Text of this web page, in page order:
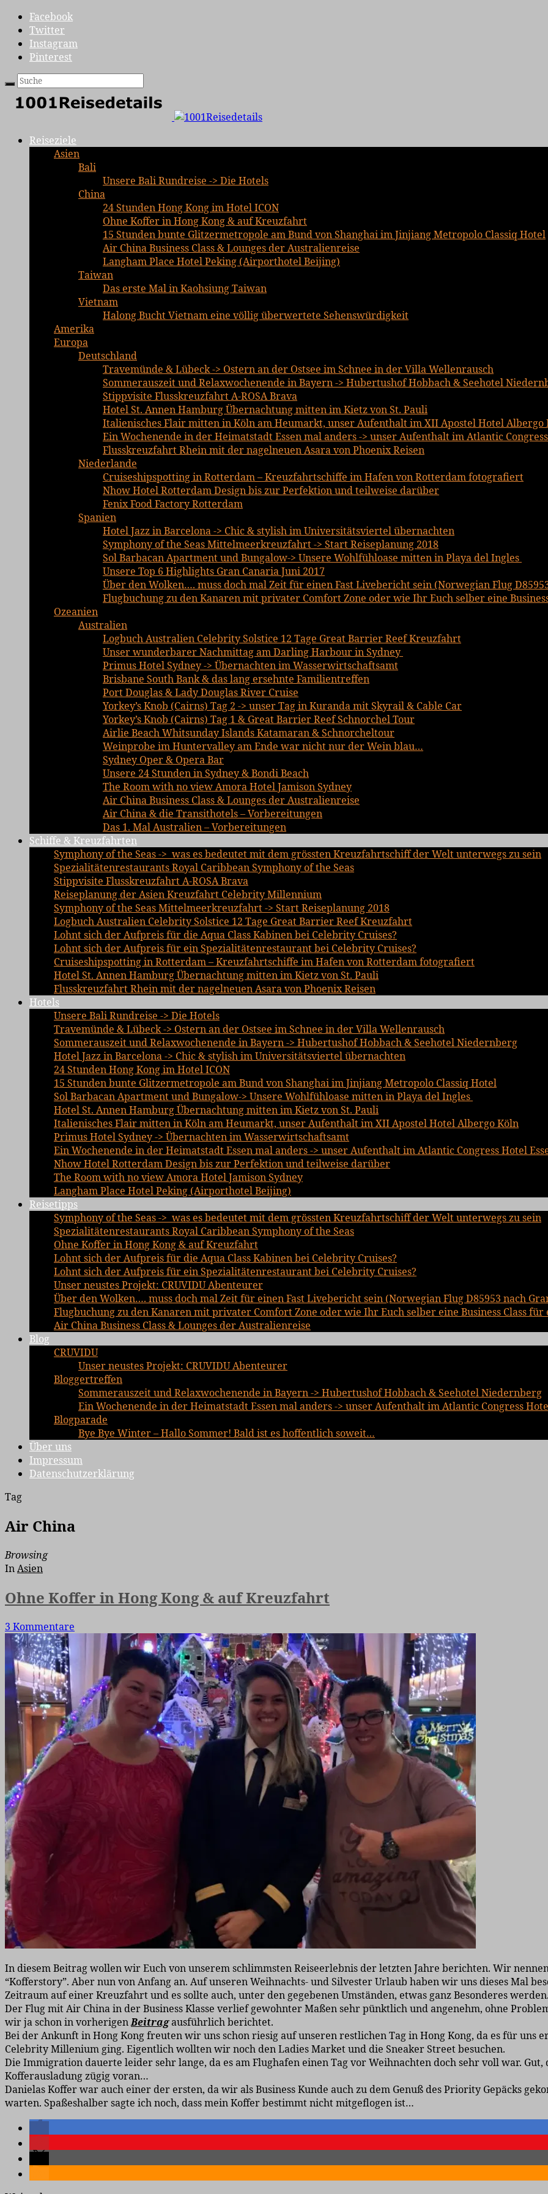
Facebook
Twitter
Instagram
Pinterest
Reiseziele
Asien
Bali
Unsere Bali Rundreise -> Die Hotels
China
24 Stunden Hong Kong im Hotel ICON
Ohne Koffer in Hong Kong & auf Kreuzfahrt
15 Stunden bunte Glitzermetropole am Bund von Shanghai im Jinjiang Metropolo Classiq Hotel
Air China Business Class & Lounges der Australienreise
Langham Place Hotel Peking (Airporthotel Beijing)
Taiwan
Das erste Mal in Kaohsiung Taiwan
Vietnam
Halong Bucht Vietnam eine völlig überwertete Sehenswürdigkeit
Amerika
Europa
Deutschland
Travemünde & Lübeck -> Ostern an der Ostsee im Schnee in der Villa Wellenrausch
Sommerauszeit und Relaxwochenende in Bayern -> Hubertushof Hobbach & Seehotel
Stippvisite Flusskreuzfahrt A-ROSA Brava
Hotel St. Annen Hamburg Übernachtung mitten im Kietz von St. Pauli
Italienisches Flair mitten in Köln am Heumarkt, unser Aufenthalt im XII Apostel Hotel Albergo
Ein Wochenende in der Heimatstadt Essen mal anders -> unser Aufenthalt im Atlantic
Flusskreuzfahrt Rhein mit der nagelneuen Asara von Phoenix Reisen
Niederlande
Cruiseshipspotting in Rotterdam – Kreuzfahrtschiffe im Hafen von Rotterdam fotografiert
Nhow Hotel Rotterdam Design bis zur Perfektion und teilweise darüber
Fenix Food Factory Rotterdam
Spanien
Hotel Jazz in Barcelona -> Chic & stylish im Universitätsviertel übernachten
Symphony of the Seas Mittelmeerkreuzfahrt -> Start Reiseplanung 2018
Sol Barbacan Apartment und Bungalow-> Unsere Wohlfühloase mitten in Playa del Ingles
Unsere Top 6 Highlights Gran Canaria Juni 2017
Über den Wolken…. muss doch mal Zeit für einen Fast Livebericht sein (Norwegian Flug
Flugbuchung zu den Kanaren mit privater Comfort Zone oder wie Ihr Euch selber eine
Ozeanien
Australien
Logbuch Australien Celebrity Solstice 12 Tage Great Barrier Reef Kreuzfahrt
Unser wunderbarer Nachmittag am Darling Harbour in Sydney
Primus Hotel Sydney -> Übernachten im Wasserwirtschaftsamt
Brisbane South Bank & das lang ersehnte Familientreffen
Port Douglas & Lady Douglas River Cruise
Yorkey’s Knob (Cairns) Tag 2 -> unser Tag in Kuranda mit Skyrail & Cable Car
Yorkey’s Knob (Cairns) Tag 1 & Great Barrier Reef Schnorchel Tour
Airlie Beach Whitsunday Islands Katamaran & Schnorcheltour
Weinprobe im Huntervalley am Ende war nicht nur der Wein blau…
Sydney Oper & Opera Bar
Unsere 24 Stunden in Sydney & Bondi Beach
The Room with no view Amora Hotel Jamison Sydney
Air China Business Class & Lounges der Australienreise
Air China & die Transithotels – Vorbereitungen
Das 1. Mal Australien – Vorbereitungen
Schiffe & Kreuzfahrten
Symphony of the Seas -> was es bedeutet mit dem grössten Kreuzfahrtschiff der Welt unterwegs zu sein
Spezialitätenrestaurants Royal Caribbean Symphony of the Seas
Stippvisite Flusskreuzfahrt A-ROSA Brava
Reiseplanung der Asien Kreuzfahrt Celebrity Millennium
Symphony of the Seas Mittelmeerkreuzfahrt -> Start Reiseplanung 2018
Logbuch Australien Celebrity Solstice 12 Tage Great Barrier Reef Kreuzfahrt
Lohnt sich der Aufpreis für die Aqua Class Kabinen bei Celebrity Cruises?
Lohnt sich der Aufpreis für ein Spezialitätenrestaurant bei Celebrity Cruises?
Cruiseshipspotting in Rotterdam – Kreuzfahrtschiffe im Hafen von Rotterdam fotografiert
Hotel St. Annen Hamburg Übernachtung mitten im Kietz von St. Pauli
Flusskreuzfahrt Rhein mit der nagelneuen Asara von Phoenix Reisen
Hotels
Unsere Bali Rundreise -> Die Hotels
Travemünde & Lübeck -> Ostern an der Ostsee im Schnee in der Villa Wellenrausch
Sommerauszeit und Relaxwochenende in Bayern -> Hubertushof Hobbach & Seehotel Niedernberg
Hotel Jazz in Barcelona -> Chic & stylish im Universitätsviertel übernachten
24 Stunden Hong Kong im Hotel ICON
15 Stunden bunte Glitzermetropole am Bund von Shanghai im Jinjiang Metropolo Classiq Hotel
Sol Barbacan Apartment und Bungalow-> Unsere Wohlfühloase mitten in Playa del Ingles
Hotel St. Annen Hamburg Übernachtung mitten im Kietz von St. Pauli
Italienisches Flair mitten in Köln am Heumarkt, unser Aufenthalt im XII Apostel Hotel Albergo Köln
Primus Hotel Sydney -> Übernachten im Wasserwirtschaftsamt
Ein Wochenende in der Heimatstadt Essen mal anders -> unser Aufenthalt im Atlantic Congress Hotel
Nhow Hotel Rotterdam Design bis zur Perfektion und teilweise darüber
The Room with no view Amora Hotel Jamison Sydney
Langham Place Hotel Peking (Airporthotel Beijing)
Reisetipps
Symphony of the Seas -> was es bedeutet mit dem grössten Kreuzfahrtschiff der Welt unterwegs zu sein
Spezialitätenrestaurants Royal Caribbean Symphony of the Seas
Ohne Koffer in Hong Kong & auf Kreuzfahrt
Lohnt sich der Aufpreis für die Aqua Class Kabinen bei Celebrity Cruises?
Lohnt sich der Aufpreis für ein Spezialitätenrestaurant bei Celebrity Cruises?
Unser neustes Projekt: CRUVIDU Abenteurer
Über den Wolken…. muss doch mal Zeit für einen Fast Livebericht sein (Norwegian Flug D85953 nach
Flugbuchung zu den Kanaren mit privater Comfort Zone oder wie Ihr Euch selber eine Business Class
Air China Business Class & Lounges der Australienreise
Blog
CRUVIDU
Unser neustes Projekt: CRUVIDU Abenteurer
Bloggertreffen
Sommerauszeit und Relaxwochenende in Bayern -> Hubertushof Hobbach & Seehotel Niedernberg
Ein Wochenende in der Heimatstadt Essen mal anders -> unser Aufenthalt im Atlantic Congress
Blogparade
Bye Bye Winter – Hallo Sommer! Bald ist es hoffentlich soweit…
Über uns
Impressum
Datenschutzerklärung
Tag
Air China
Browsing
InAsien
Ohne Koffer in Hong Kong & auf Kreuzfahrt
3 Kommentare
In diesem Beitrag wollen wir Euch von unserem schlimmsten Reiseerlebnis der letzten Jahre berichten. Wir
“Kofferstory”. Aber nun von Anfang an. Auf unseren Weihnachts- und Silvester Urlaub haben wir uns dieses Mal
Zeitraum auf einer Kreuzfahrt und es sollte auch, unter den gegebenen Umständen, etwas ganz Besonderes werden.
Der Flug mit Air China in der Business Klasse verlief gewohnter Maßen sehr pünktlich und angenehm, ohne
wir ja schon in vorherigenBeitragausführlich berichtet.
Bei der Ankunft in Hong Kong freuten wir uns schon riesig auf unseren restlichen Tag in Hong Kong, da es für uns
Celebrity Millenium ging. Eigentlich wollten wir noch den Ladies Market und die Sneaker Street besuchen.
Die Immigration dauerte leider sehr lange, da es am Flughafen einen Tag vor Weihnachten doch sehr voll war.
Kofferausladung zügig voran…
Danielas Koffer war auch einer der ersten, da wir als Business Kunde auch zu dem Genuß des Priority Gepäcks
warten. Spaßeshalber sagte ich noch, dass mein Koffer bestimmt nicht mitgeflogen ist…